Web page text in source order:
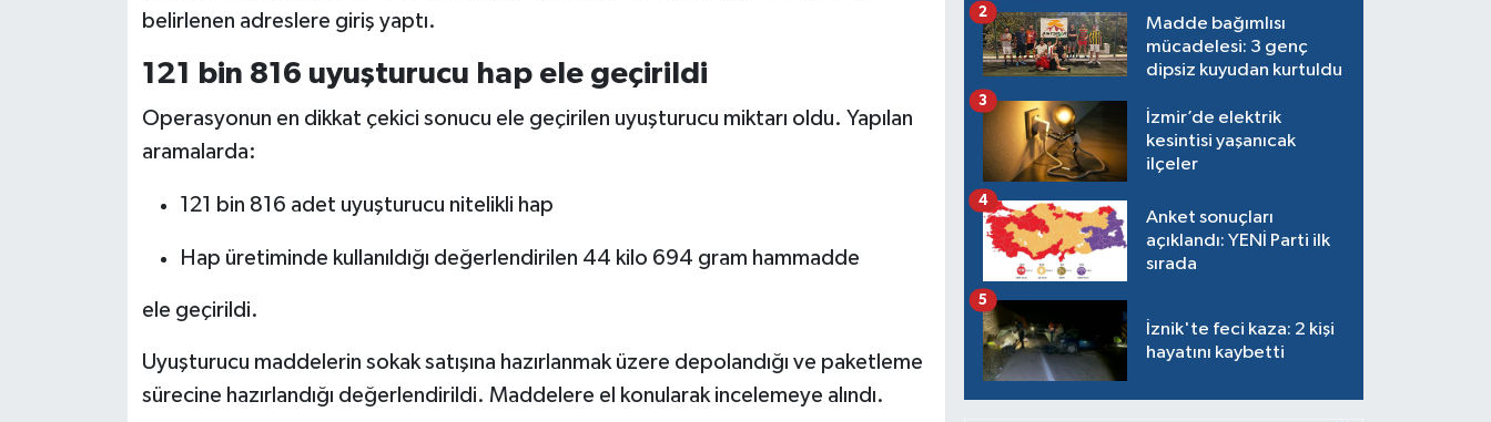
belirlenen adreslere giriş yaptı.
121 bin 816 uyuşturucu hap ele geçirildi
Operasyonun en dikkat çekici sonucu ele geçirilen uyuşturucu miktarı oldu. Yapılan
aramalarda:
121 bin 816 adet uyuşturucu nitelikli hap
Hap üretiminde kullanıldığı değerlendirilen 44 kilo 694 gram hammadde
ele geçirildi.
Uyuşturucu maddelerin sokak satışına hazırlanmak üzere depolandığı ve paketleme
sürecine hazırlandığı değerlendirildi. Maddelere el konularak incelemeye alındı.
Madde bağımlısı
mücadelesi: 3 genç
dipsiz kuyudan kurtuldu
2
İzmir’de elektrik
kesintisi yaşanıcak
ilçeler
3
Anket sonuçları
açıklandı: YENİ Parti ilk
sırada
4
İznik'te feci kaza: 2 kişi
hayatını kaybetti
5